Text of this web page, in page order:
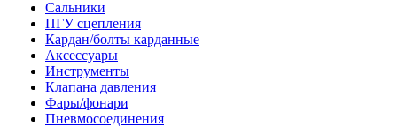
Сальники
ПГУ сцепления
Кардан/болты карданные
Аксессуары
Инструменты
Клапана давления
Фары/фонари
Пневмосоединения